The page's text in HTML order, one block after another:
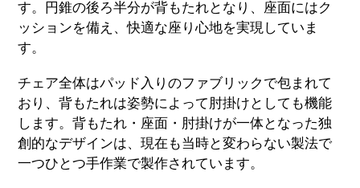
す
る
す。円錐の後ろ半分が背もたれとなり、座面にはク
ッションを備え、快適な座り心地を実現していま
す。
チェア全体はパッド入りのファブリックで包まれて
おり、背もたれは姿勢によって肘掛けとしても機能
します。背もたれ・座面・肘掛けが一体となった独
創的なデザインは、現在も当時と変わらない製法で
一つひとつ手作業で製作されています。